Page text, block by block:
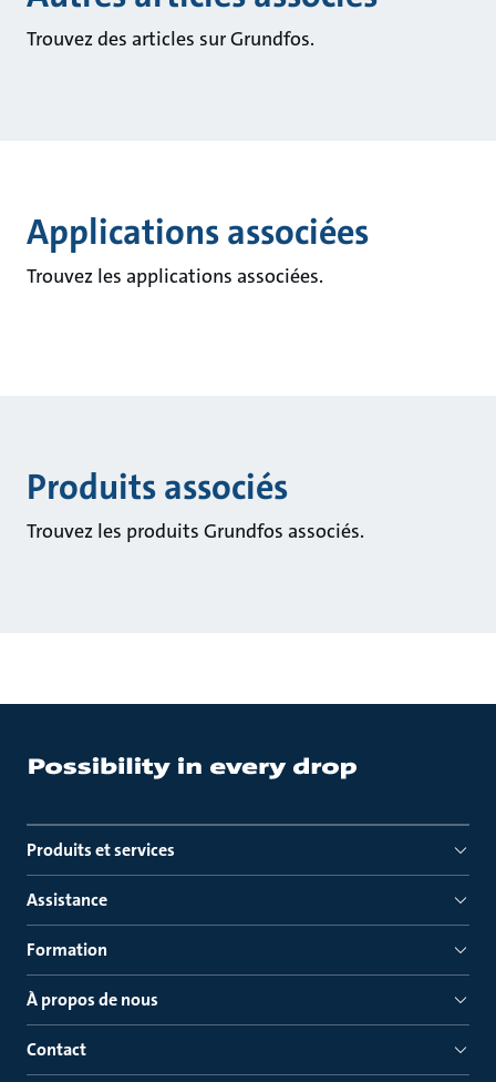
Trouvez des articles sur Grundfos.
Applications associées
Trouvez les applications associées.
Produits associés
Trouvez les produits Grundfos associés.
Produits et services
Assistance
Formation
À propos de nous
Contact